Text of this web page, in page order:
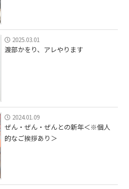
2025.03.01
渡部かをり、アレやります
2024.01.09
ぜん・ぜん・ぜんとの新年＜※個人
的なご挨拶あり＞